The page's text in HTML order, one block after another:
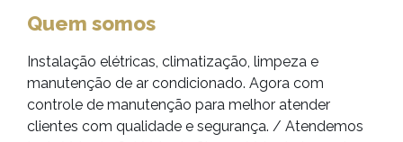
Quem somos
Instalação elétricas, climatização, limpeza e
manutenção de ar condicionado. Agora com
controle de manutenção para melhor atender
clientes com qualidade e segurança. / Atendemos